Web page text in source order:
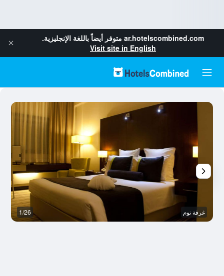
ar.hotelscombined.com متوفر أيضاً باللغة الإنجليزية.
Visit site in English
غرفة نوم 1/26